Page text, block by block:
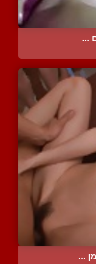
...
...